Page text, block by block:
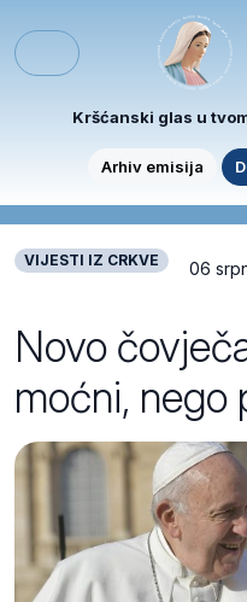
Menu
Kršćanski glas u
Arhiv emisija
VIJESTI IZ CRKVE 06
Novo
moćni, nego